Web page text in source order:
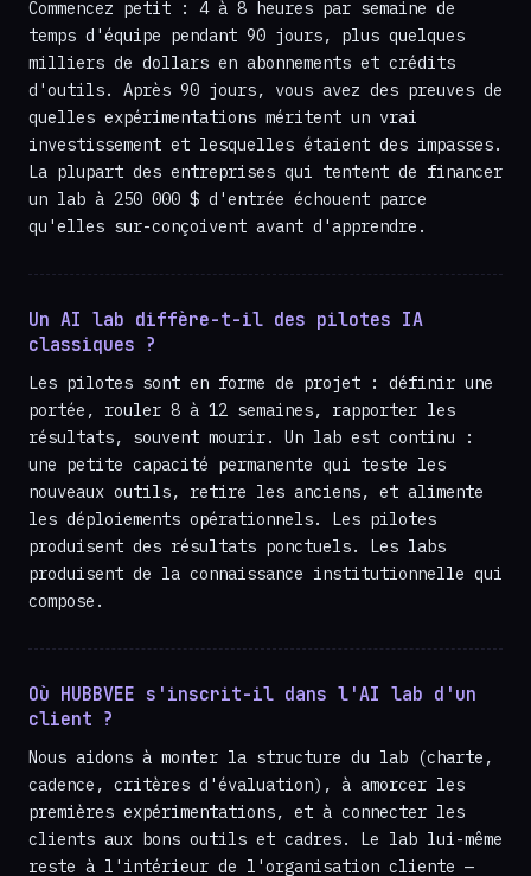
Commencez petit : 4 à 8 heures par semaine de
temps d'équipe pendant 90 jours, plus quelques
milliers de dollars en abonnements et crédits
d'outils. Après 90 jours, vous avez des preuves de
quelles expérimentations méritent un vrai
investissement et lesquelles étaient des impasses.
La plupart des entreprises qui tentent de financer
un lab à 250 000 $ d'entrée échouent parce
qu'elles sur-conçoivent avant d'apprendre.
Un AI lab diffère-t-il des pilotes IA
classiques ?
Les pilotes sont en forme de projet : définir une
portée, rouler 8 à 12 semaines, rapporter les
résultats, souvent mourir. Un lab est continu :
une petite capacité permanente qui teste les
nouveaux outils, retire les anciens, et alimente
les déploiements opérationnels. Les pilotes
produisent des résultats ponctuels. Les labs
produisent de la connaissance institutionnelle qui
compose.
Où HUBBVEE s'inscrit-il dans l'AI lab d'un
client ?
Nous aidons à monter la structure du lab (charte,
cadence, critères d'évaluation), à amorcer les
premières expérimentations, et à connecter les
clients aux bons outils et cadres. Le lab lui-même
reste à l'intérieur de l'organisation cliente —